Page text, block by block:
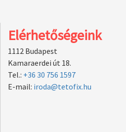
Elérhetőségeink
1112 Budapest
Kamaraerdei út 18.
Tel.: +36 30 756 1597
E-mail: iroda@tetofix.hu